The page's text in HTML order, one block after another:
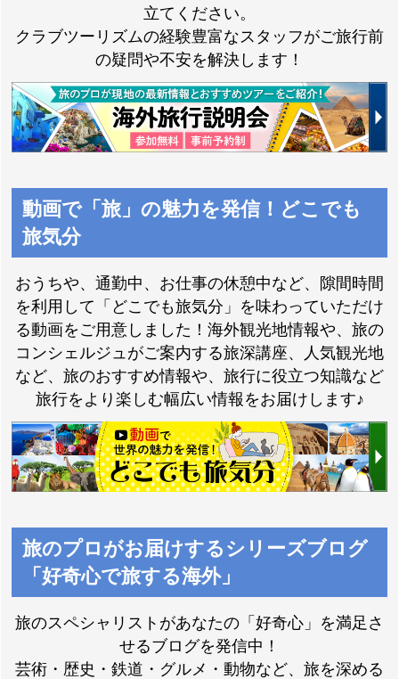
スイス特集 ドイツ特集
ドロミテ・チロル・
アオスタ・ピレネー
特集
エジプト特集
WEB先行発表ツアー
海外旅行
海外の旅｜ワンラン
ステージ
上級の海外旅行
「旅の思い出」写真
立てください。
クラブツーリズムの経験豊富なスタッフがご旅行前
の疑問や不安を解決します！
動画で「旅」の魅力を発信！どこでも
旅気分
おうちや、通勤中、お仕事の休憩中など、隙間時間
を利用して「どこでも旅気分」を味わっていただけ
る動画をご用意しました！海外観光地情報や、旅の
コンシェルジュがご案内する旅深講座、人気観光地
など、旅のおすすめ情報や、旅行に役立つ知識など
旅行をより楽しむ幅広い情報をお届けします♪
旅のプロがお届けするシリーズブログ
「好奇心で旅する海外」
旅のスペシャリストがあなたの「好奇心」を満足さ
せるブログを発信中！
芸術・歴史・鉄道・グルメ・動物など、旅を深める